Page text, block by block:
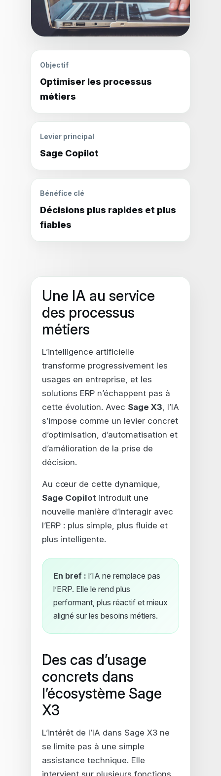
Objectif
Optimiser les processus
métiers
Levier principal
Sage Copilot
Bénéfice clé
Décisions plus rapides et plus
fiables
Une IA au service
des processus
métiers
L’intelligence artificielle
transforme progressivement les
usages en entreprise, et les
solutions ERP n’échappent pas à
cette évolution. Avec Sage X3, l’IA
s’impose comme un levier concret
d’optimisation, d’automatisation et
d’amélioration de la prise de
décision.
Au cœur de cette dynamique,
Sage Copilot introduit une
nouvelle manière d’interagir avec
l’ERP : plus simple, plus fluide et
plus intelligente.
En bref : l’IA ne remplace pas
l’ERP. Elle le rend plus
performant, plus réactif et mieux
aligné sur les besoins métiers.
Des cas d’usage
concrets dans
l’écosystème Sage
X3
L’intérêt de l’IA dans Sage X3 ne
se limite pas à une simple
assistance technique. Elle
intervient sur plusieurs fonctions